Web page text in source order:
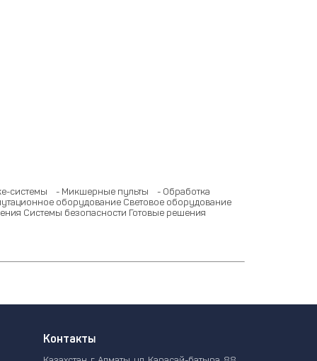
системы - Микшерные пульты
- Обработка
оборудование Световое оборудование
Системы безопасности Готовые решения
Контакты